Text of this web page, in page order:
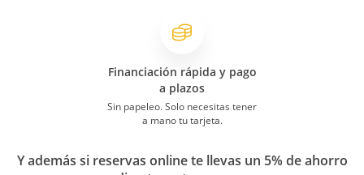
Financiación rápida y pago
a plazos
Sin papeleo. Solo necesitas tener
a mano tu tarjeta.
Y además si reservas online te llevas un 5% de ahorro